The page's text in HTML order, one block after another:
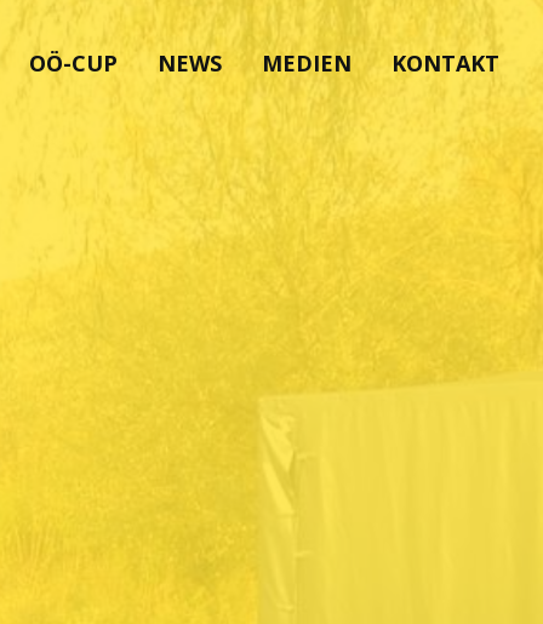
OÖ-CUP NEWS MEDIEN KONTAKT